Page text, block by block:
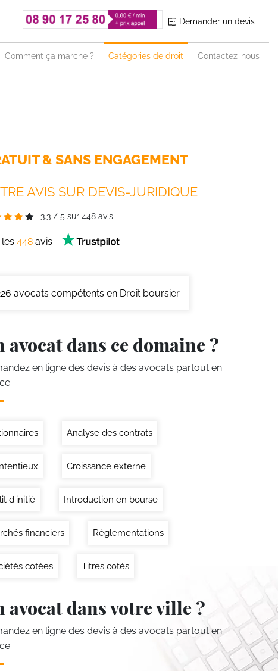
Demander un devis
Comment ça marche ? Catégories de droit Contactez-nous
& SANS ENGAGEMENT
AVIS SUR DEVIS-JURIDIQUE
3.3 / 5 sur 448 avis
448 avis
avocats compétents en Droit boursier
avocat dans ce domaine ?
en ligne des devis à des avocats partout en
Analyse des contrats
Croissance externe
d'initié Introduction en bourse
financiers Réglementations
cotées Titres cotés
avocat dans votre ville ?
en ligne des devis à des avocats partout en